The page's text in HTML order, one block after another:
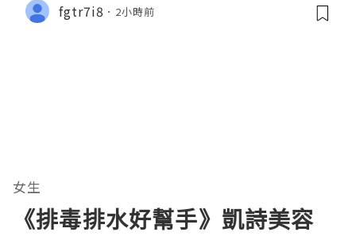
fgtr7i8 2小時前
女生
《排毒排水好幫手》凱詩美容